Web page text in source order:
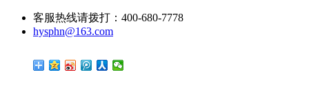
客服热线请拨打：400-680-7778
hysphn@163.com